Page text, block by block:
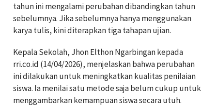
tahun ini mengalami perubahan dibandingkan tahun
sebelumnya. Jika sebelumnya hanya menggunakan
karya tulis, kini diterapkan tiga tahapan ujian.
Kepala Sekolah, Jhon Elthon Ngarbingan kepada
rri.co.id (14/04/2026), menjelaskan bahwa perubahan
ini dilakukan untuk meningkatkan kualitas penilaian
siswa. Ia menilai satu metode saja belum cukup untuk
menggambarkan kemampuan siswa secara utuh.